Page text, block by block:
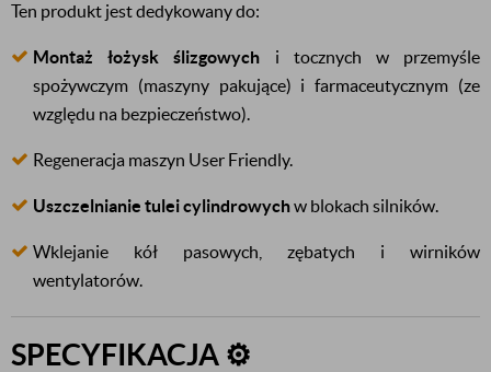
Ten produkt jest dedykowany do:
Montaż łożysk ślizgowych i tocznych w przemyśle
spożywczym (maszyny pakujące) i farmaceutycznym (ze
względu na bezpieczeństwo).
Regeneracja maszyn User Friendly.
Uszczelnianie tulei cylindrowychw blokach silników.
Wklejanie kół pasowych, zębatych i wirników
wentylatorów.
SPECYFIKACJA ⚙️